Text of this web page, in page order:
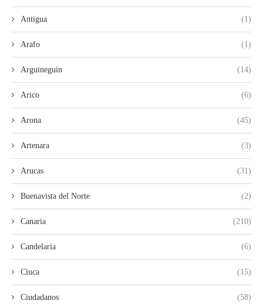
Antigua (1)
Arafo (1)
Arguineguín (14)
Arico (6)
Arona (45)
Artenara (3)
Arucas (31)
Buenavista del Norte (2)
Canaria (210)
Candelaria (6)
Ciuca (15)
Ciudadanos (58)